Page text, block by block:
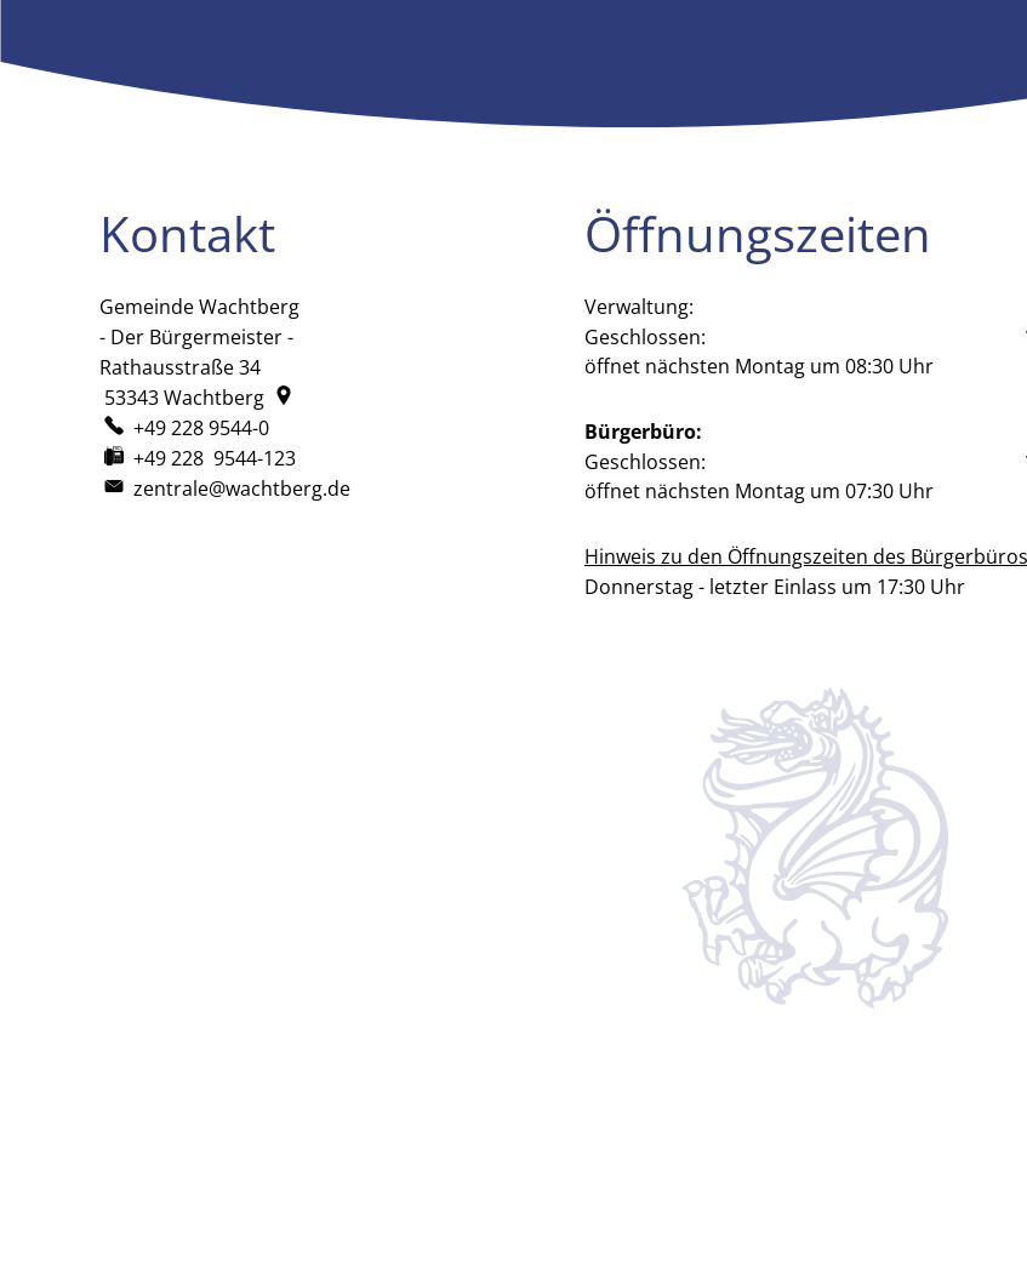
Kontakt
Gemeinde Wachtberg
- Der Bürgermeister -
Rathausstraße 34
53343Wachtberg
+49 228 9544-0
+49 228 9544-123
zentrale@wachtberg.de
Öffnungszeiten
Verwaltung:
Klicken, um weitere Öffnungs- oder
Geschlossen:
öffnet nächsten Montag um 08:30 Uhr
Bürgerbüro:
Klicken, um weitere Öffnungs- oder
Geschlossen:
öffnet nächsten Montag um 07:30 Uhr
Hinweis zu den Öffnungszeiten des
Donnerstag - letzter Einlass um 17:30 Uhr